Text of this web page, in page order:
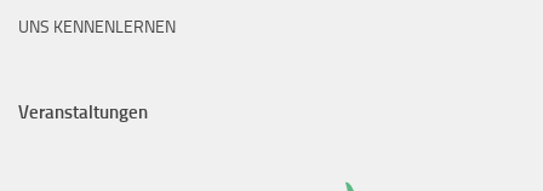
UNS KENNENLERNEN
Veranstaltungen